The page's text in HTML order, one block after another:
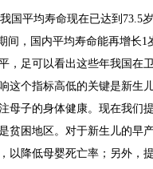
国平均寿命现在已达到73.5
间，国内平均寿命能再增长
，足可以看出这些年我国在
这个指标高低的关键是新生
母子的身体健康。现在我们
贫困地区。对于新生儿的早
以降低母婴死亡率；另外，